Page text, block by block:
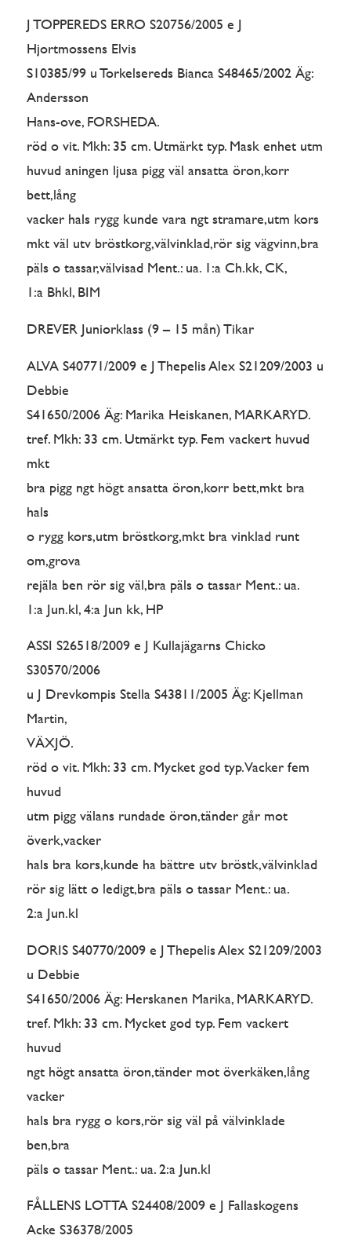
J TOPPEREDS ERRO S20756/2005 e J
Hjortmossens Elvis
S10385/99 u Torkelsereds Bianca S48465/2002 Äg:
Andersson
Hans-ove, FORSHEDA.
röd o vit. Mkh: 35 cm. Utmärkt typ. Mask enhet utm
huvud aningen ljusa pigg väl ansatta öron,korr
bett,lång
vacker hals rygg kunde vara ngt stramare,utm kors
mkt väl utv bröstkorg,välvinklad,rör sig vägvinn,bra
päls o tassar,välvisad Ment.: ua. 1:a Ch.kk, CK,
1:a Bhkl, BIM
DREVER Juniorklass (9 – 15 mån) Tikar
ALVA S40771/2009 e J Thepelis Alex S21209/2003 u
Debbie
S41650/2006 Äg: Marika Heiskanen, MARKARYD.
tref. Mkh: 33 cm. Utmärkt typ. Fem vackert huvud
mkt
bra pigg ngt högt ansatta öron,korr bett,mkt bra
hals
o rygg kors,utm bröstkorg,mkt bra vinklad runt
om,grova
rejäla ben rör sig väl,bra päls o tassar Ment.: ua.
1:a Jun.kl, 4:a Jun kk, HP
ASSI S26518/2009 e J Kullajägarns Chicko
S30570/2006
u J Drevkompis Stella S43811/2005 Äg: Kjellman
Martin,
VÄXJÖ.
röd o vit. Mkh: 33 cm. Mycket god typ. Vacker fem
huvud
utm pigg välans rundade öron,tänder går mot
överk,vacker
hals bra kors,kunde ha bättre utv bröstk,välvinklad
rör sig lätt o ledigt,bra päls o tassar Ment.: ua.
2:a Jun.kl
DORIS S40770/2009 e J Thepelis Alex S21209/2003
u Debbie
S41650/2006 Äg: Herskanen Marika, MARKARYD.
tref. Mkh: 33 cm. Mycket god typ. Fem vackert
huvud
ngt högt ansatta öron,tänder mot överkäken,lång
vacker
hals bra rygg o kors,rör sig väl på välvinklade
ben,bra
päls o tassar Ment.: ua. 2:a Jun.kl
FÅLLENS LOTTA S24408/2009 e J Fallaskogens
Acke S36378/2005